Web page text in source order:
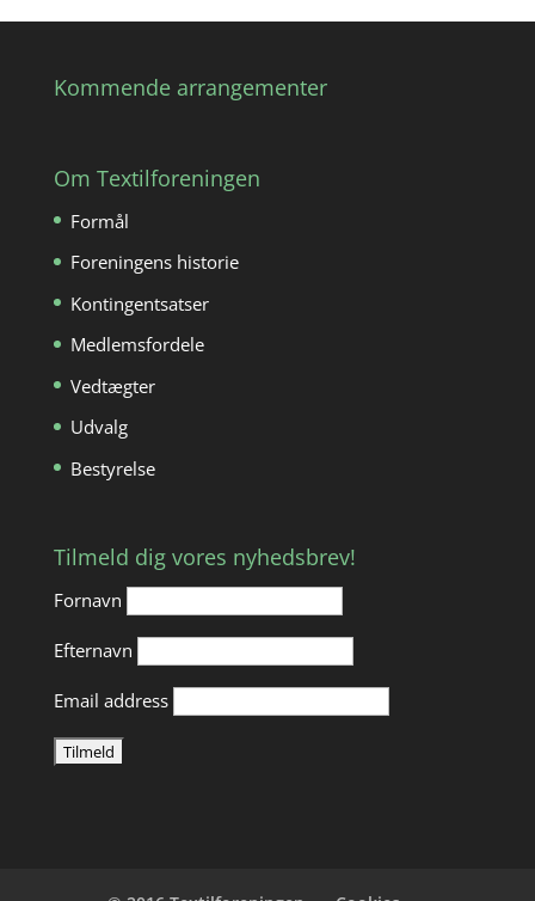
Kommende arrangementer
Om Textilforeningen
Formål
Foreningens historie
Kontingentsatser
Medlemsfordele
Vedtægter
Udvalg
Bestyrelse
Tilmeld dig vores nyhedsbrev!
Fornavn
Efternavn
Email address